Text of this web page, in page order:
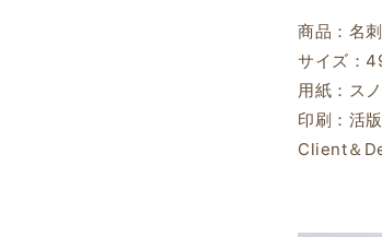
商品：名刺
サイズ：
用紙：ス
印刷：活
Client＆